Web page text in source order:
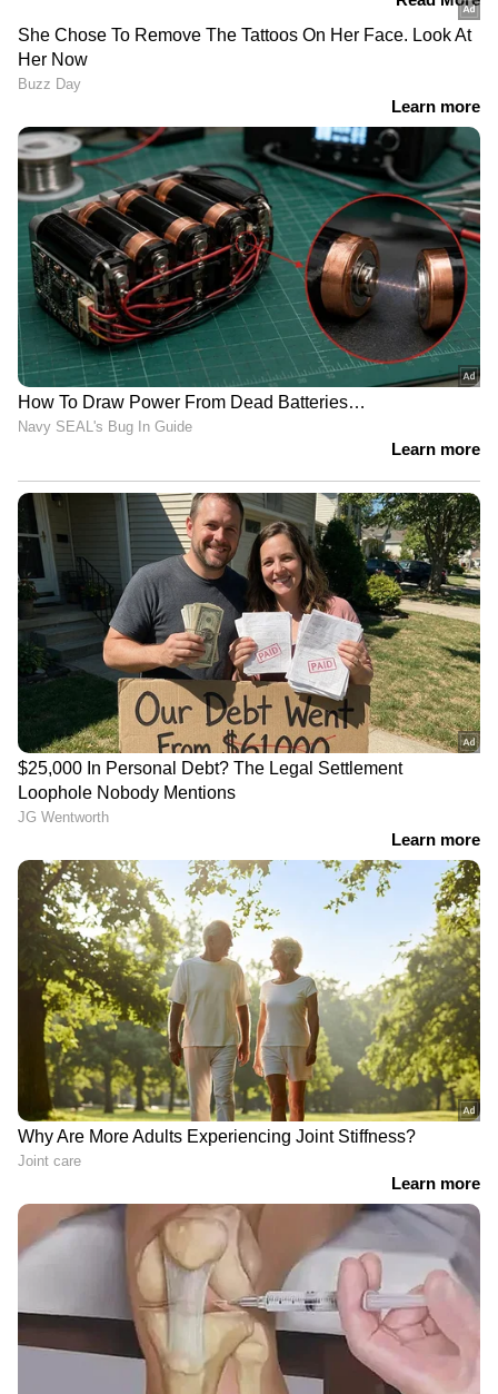
LATEST VIDEOS
ഇന്ത്യയിലെയും ലോകമെമ്പാടുമുള്ള എല്ലാ
Malayalam Newsഅറിയാൻ എപ്പോഴും
ഏഷ്യാനെറ്റ് ന്യൂസ് മലയാളം വാർത്തകൾ.
Malayalam News Liveഎന്നിവയുടെ
തത്സമയ അപ്‌ഡേറ്റുകളും ആഴത്തിലുള്ള
വിശകലനവും സമഗ്രമായ റിപ്പോർട്ടിംഗും —
എല്ലാം ഒരൊറ്റ സ്ഥലത്ത്. ഏത് സമയത്തും,
എവിടെയും വിശ്വസനീയമായ വാർത്തകൾ